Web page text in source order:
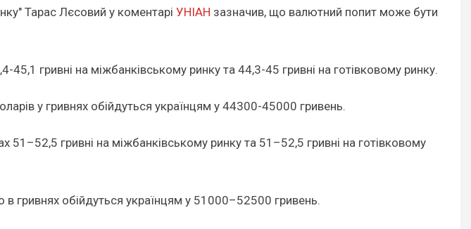
Тарас Лєсовий у коментарі УНІАН зазначив, що валютний попит може бути
гривні на міжбанківському ринку та 44,3-45 гривні на готівковому ринку.
у гривнях обійдуться українцям у 44300-45000 гривень.
гривні на міжбанківському ринку та 51–52,5 гривні на готівковому
гривнях обійдуться українцям у 51000–52500 гривень.